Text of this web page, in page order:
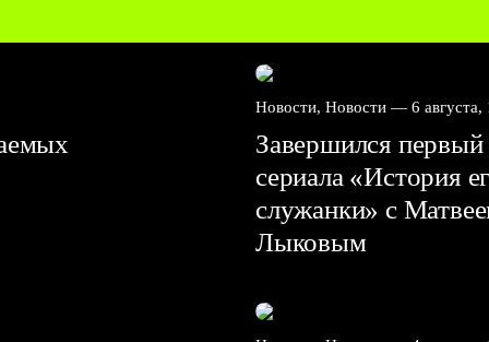
Новости, Новости — 6 августа,
Завершился первый
сериала «История
служанки» с
Лыковым